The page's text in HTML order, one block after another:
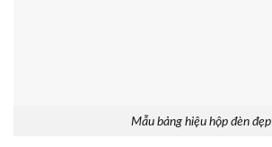
Mẫu bảng hiệu hộp đèn đẹp